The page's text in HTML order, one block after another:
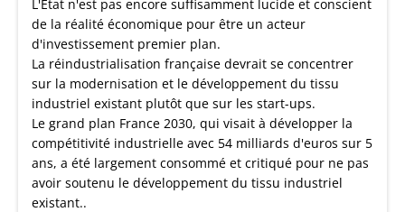
L'État n'est pas encore suffisamment lucide et conscient
de la réalité économique pour être un acteur
d'investissement premier plan.
La réindustrialisation française devrait se concentrer
sur la modernisation et le développement du tissu
industriel existant plutôt que sur les start-ups.
Le grand plan France 2030, qui visait à développer la
compétitivité industrielle avec 54 milliards d'euros sur 5
ans, a été largement consommé et critiqué pour ne pas
avoir soutenu le développement du tissu industriel
existant..